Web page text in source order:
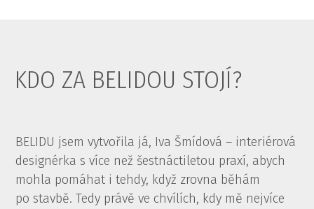
KDO ZA BELIDOU STOJÍ?
BELIDU jsem vytvořila já, Iva Šmídová – interiérová
designérka s více než šestnáctiletou praxí, abych
mohla pomáhat i tehdy, když zrovna běhám
po stavbě. Tedy právě ve chvílích, kdy mě nejvíce